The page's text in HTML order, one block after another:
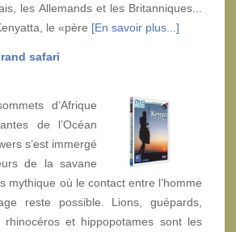
les Allemands et les Britanniques...
le «père [En savoir plus...]
safari
d’Afrique
de l’Océan
s’est immergé
de la savane
mythique où le contact entre l’homme
reste possible. Lions, guépards,
rhinocéros et hippopotames sont les